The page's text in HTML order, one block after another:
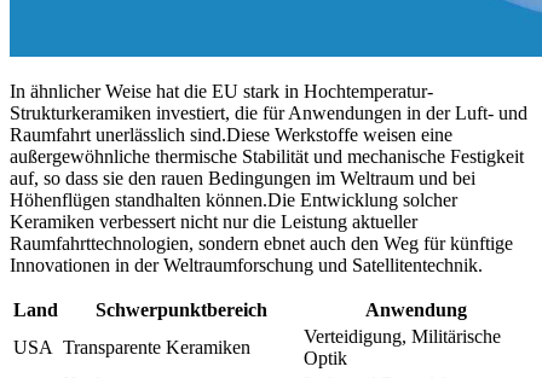
In ähnlicher Weise hat die EU stark in Hochtemperatur-
Strukturkeramiken investiert, die für Anwendungen in der Luft- und
Raumfahrt unerlässlich sind.Diese Werkstoffe weisen eine
außergewöhnliche thermische Stabilität und mechanische Festigkeit
auf, so dass sie den rauen Bedingungen im Weltraum und bei
Höhenflügen standhalten können.Die Entwicklung solcher
Keramiken verbessert nicht nur die Leistung aktueller
Raumfahrttechnologien, sondern ebnet auch den Weg für künftige
Innovationen in der Weltraumforschung und Satellitentechnik.
Land Schwerpunktbereich
Anwendung
USA Transparente Keramiken
Verteidigung, Militärische
Optik